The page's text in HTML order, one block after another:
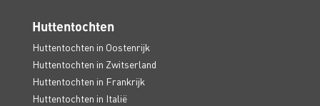
Huttentochten
Huttentochten in Oostenrijk
Huttentochten in Zwitserland
Huttentochten in Frankrijk
Huttentochten in Italië